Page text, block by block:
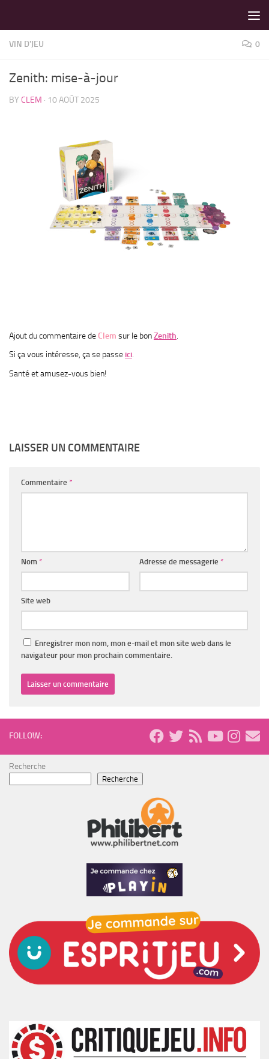
VIN D'JEU 0
Zenith: mise-à-jour
BY CLEM · 10 AOÛT 2025
Ajout du commentaire deClem sur le bonZenith
Si ça vous intéresse, ça se passe ici.
Santé et amusez-vous bien!
LAISSER UN COMMENTAIRE
Commentaire *
Nom * Adresse de messagerie *
Site web
Enregistrer mon nom, mon e-mail et mon site web dans le
navigateur pour mon prochain commentaire.
FOLLOW:
Recherche
Recherche